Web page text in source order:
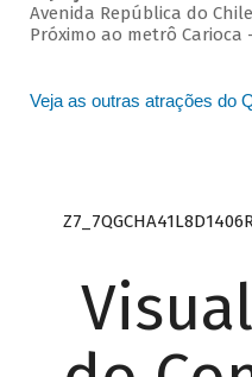
Avenida República do
Próximo ao metrô Carioca
Veja as outras atrações do